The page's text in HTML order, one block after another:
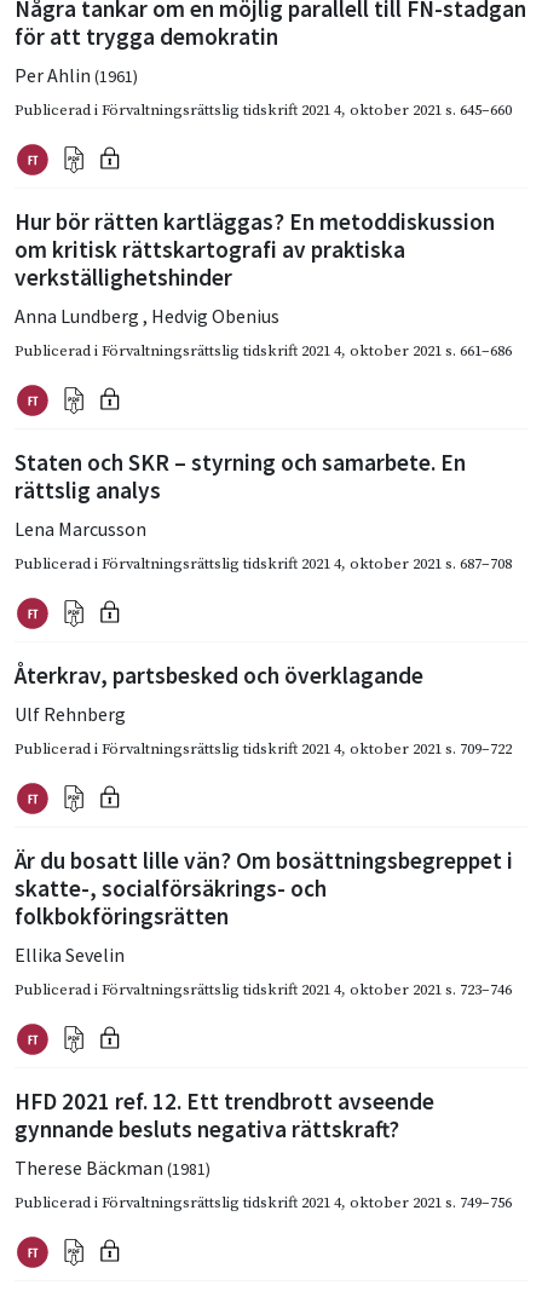
Några tankar om en möjlig parallell till FN-stadgan
för att trygga demokratin
Per Ahlin (1961)
Publicerad iFörvaltningsrättslig tidskrift 2021 4, oktober 2021s. 645–660
Hur bör rätten kartläggas? En metoddiskussion
om kritisk rättskartografi av praktiska
verkställighetshinder
Anna Lundberg , Hedvig Obenius
Publicerad iFörvaltningsrättslig tidskrift 2021 4, oktober 2021s. 661–686
Staten och SKR – styrning och samarbete. En
rättslig analys
Lena Marcusson
Publicerad iFörvaltningsrättslig tidskrift 2021 4, oktober 2021s. 687–708
Återkrav, partsbesked och överklagande
Ulf Rehnberg
Publicerad iFörvaltningsrättslig tidskrift 2021 4, oktober 2021s. 709–722
Är du bosatt lille vän? Om bosättningsbegreppet i
skatte-, socialförsäkrings- och
folkbokföringsrätten
Ellika Sevelin
Publicerad iFörvaltningsrättslig tidskrift 2021 4, oktober 2021s. 723–746
HFD 2021 ref. 12. Ett trendbrott avseende
gynnande besluts negativa rättskraft?
Therese Bäckman (1981)
Publicerad iFörvaltningsrättslig tidskrift 2021 4, oktober 2021s. 749–756